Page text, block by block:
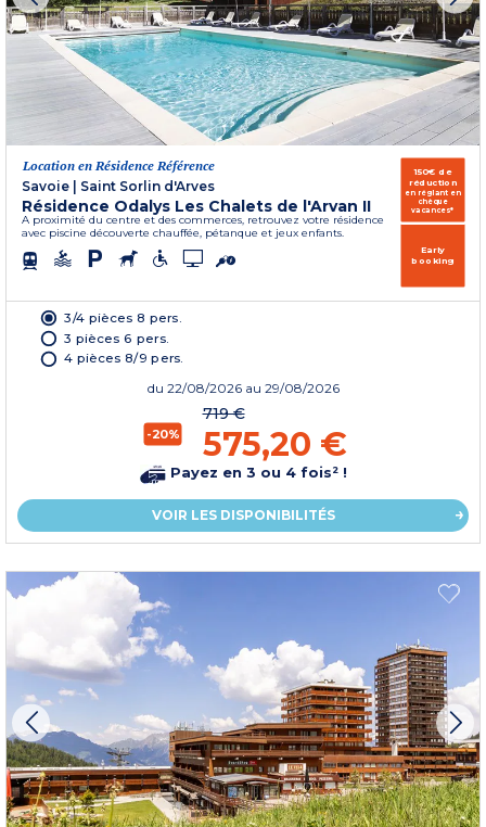
Location en Résidence Référence
Savoie | Saint Sorlin d'Arves
Résidence Odalys Les Chalets de l'Arvan II
A proximité du centre et des commerces, retrouvez votre résidence
avec piscine découverte chauffée, pétanque et jeux enfants.
150€ de
réduction
en réglant en
chèque
vacances*
Early
booking
3/4 pièces 8 pers.
3 pièces 6 pers.
4 pièces 8/9 pers.
du 22/08/2026 au 29/08/2026
-20%
719 €
575,20 €
Payez en 3 ou 4 fois² !
VOIR LES DISPONIBILITÉS